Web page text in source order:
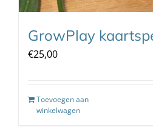
GrowPlay
€25,00
Toevoegen aan
winkelwagen